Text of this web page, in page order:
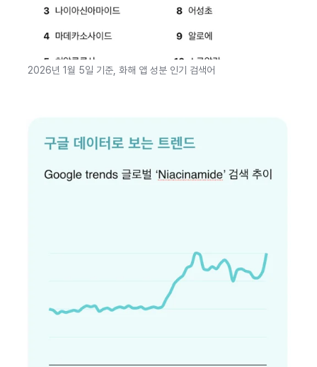
2026년 1월 5일 기준, 화해 앱 성분 인기 검색어